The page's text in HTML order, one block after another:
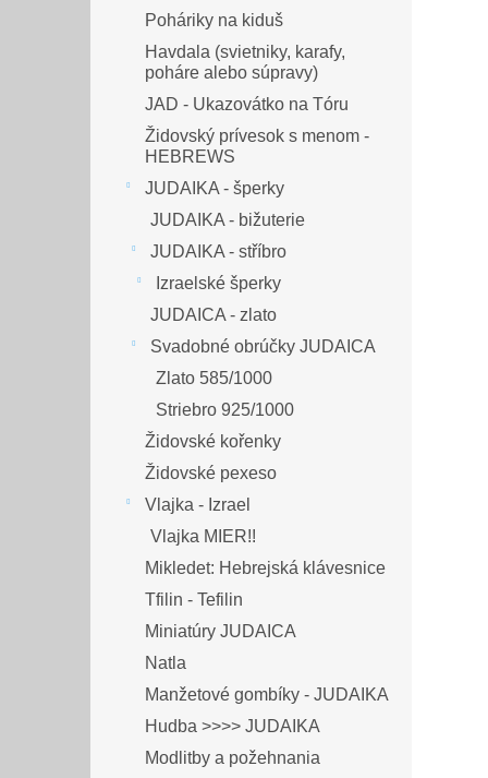
Poháriky na kiduš
Havdala (svietniky, karafy,
poháre alebo súpravy)
JAD - Ukazovátko na Tóru
Židovský prívesok s menom -
HEBREWS
JUDAIKA - šperky
JUDAIKA - bižuterie
JUDAIKA - stříbro
Izraelské šperky
JUDAICA - zlato
Svadobné obrúčky JUDAICA
Zlato 585/1000
Striebro 925/1000
Židovské kořenky
Židovské pexeso
Vlajka - Izrael
Vlajka MIER!!
Mikledet: Hebrejská klávesnice
Tfilin - Tefilin
Miniatúry JUDAICA
Natla
Manžetové gombíky - JUDAIKA
Hudba >>>> JUDAIKA
Modlitby a požehnania